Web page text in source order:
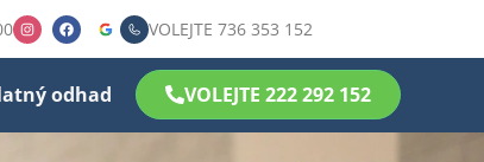
VOLEJTE 736 353 152
odhad VOLEJTE 222 292 152